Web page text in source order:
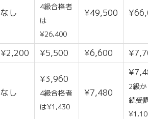
なし
4級合格者
は
¥26,400
¥49,500
¥2,200 ¥5,500 ¥6,600
なし
¥3,960
4級合格者
は¥1,430
¥7,480
2級
続受